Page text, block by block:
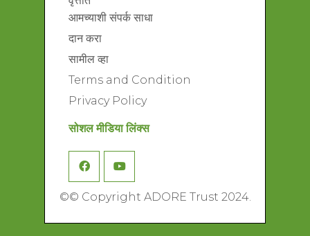
आमच्याशी संपर्क साधा
दान करा
सामील व्हा
Terms and Condition
Privacy Policy
सोशल मीडिया लिंक्स
©© Copyright ADORE Trust 2024.